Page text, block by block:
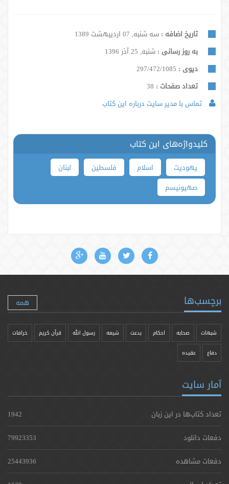
تاریخ اضافه : سه شنبه, 07 اردیبهشت 1389
به روز رسانی : شنبه, 25 آذر 1396
دیوی : 297/472/1085
تعداد صفحات :
تماس با مدیر سایت درباره این کتاب
کلیدواژه‌های این کتاب
یهودیت اسلام فلسطین
لبنان
صهیونیسم
برچسب‌ها همه
شبهات صحابه احکام بدعت شیعه رسول الله قرآن کریم خرافات
دفاع عقیده
آمار سایت
تعداد کتاب‌ها در این زبان
1942
دفعات دانلود
79923353
دفعات مشاهده
25443936